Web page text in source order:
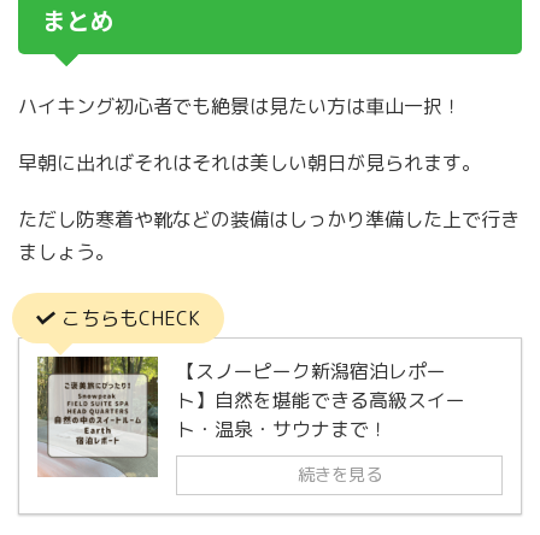
まとめ
ハイキング初心者でも絶景は見たい方は車山一択！
早朝に出ればそれはそれは美しい朝日が見られます。
ただし防寒着や靴などの装備はしっかり準備した上で行き
ましょう。
こちらもCHECK
【スノーピーク新潟宿泊レポー
ト】自然を堪能できる高級スイー
ト・温泉・サウナまで！
続きを見る